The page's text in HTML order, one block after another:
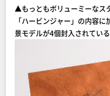
▲もっともボリューミーなス
「ハービンジャー」の内容
景モデルが4個封入されている